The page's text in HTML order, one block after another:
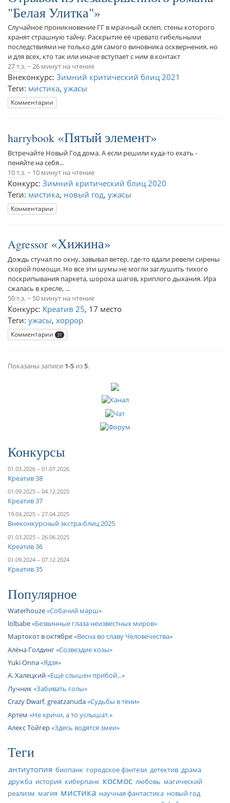
"Белая Улитка"
Случайное проникновение ГГ в мрачный склеп, стены которого
хранят страшную тайну. Раскрытие её чревато гибельными
последствиями не только для самого виновника осквернения, но
и для всех, кто так или иначе вступает с ним в контакт
27 т.з.~ 26 минут на чтение
Внеконкурс: Зимний критический блиц 2021
Теги: мистика, ужасы
Комментарии
harrybook Пятый элемент
Встречайте Новый Год дома. А если решили куда-то ехать -
пеняйте на себя...
10 т.з.~ 10 минут на чтение
Конкурс: Зимний критический блиц 2020
Теги: мистика, новый год, ужасы
Комментарии
Agressor Хижина
Дождь стучал по окну, завывал ветер, где-то вдали ревели сирены
скорой помощи. Но все эти шумы не могли заглушить тихого
поскрипывания паркета, шороха шагов, хриплого дыхания. Ира
сжалась в кресле, ...
50 т.з.~ 50 минут на чтение
Конкурс: Креатив 25, 17 место
Теги: ужасы, хоррор
Комментарии 31
Показаны записи 1-5 из5.
Конкурсы
01.03.2026 – 01.07.2026
Креатив 38
01.09.2025 – 04.12.2025
Креатив 37
19.04.2025 – 27.04.2025
Внеконкурсный экстра-блиц 2025
01.03.2025 – 26.06.2025
Креатив 36
01.09.2024 – 07.12.2024
Креатив 35
Популярное
Waterhouze Собачий марш
lolbabe Безвинные глаза неизвестных миров
Мартокот в октябре Весна во славу Человечества
Алёна Голдинг Созвездие козы
Yuki Onna Ядзя
А. Халецкий Ещё слышен прибой...
Лучник Забивать голы
Crazy Dwarf,greatzanuda Судьбы в тени
Артем
Не кричи, а то услышат.
Алекс Тойгер Здесь водятся змеи
Теги
антиутопия биопанк городское фэнтези детектив драма
дружба история киберпанк космос любовь магический
реализм магия мистика научная фантастика новый год